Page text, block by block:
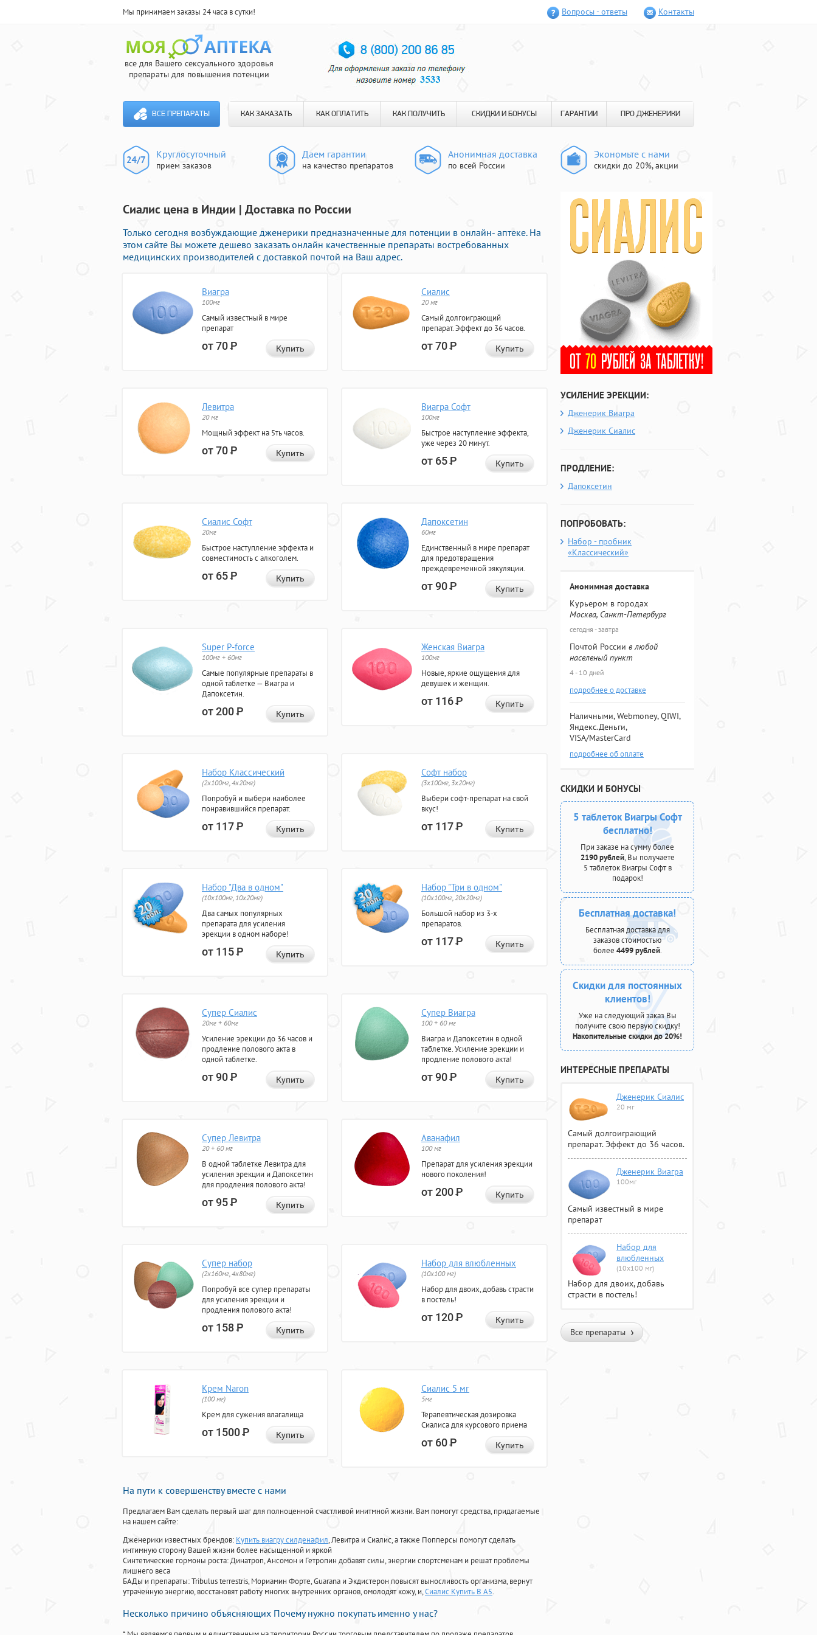
Мы принимаем заказы 24 часа в сутки! Вопросы - ответы Контакты
все для Вашего сексуального здоровья
препараты для повышения потенции
ВСЕ ПРЕПАРАТЫ КАК ЗАКАЗАТЬ КАК ОПЛАТИТЬ КАК ПОЛУЧИТЬ СКИДКИ И БОНУСЫ ГАРАНТИИ ПРО ДЖЕНЕРИКИ
Круглосуточный
прием заказов
Даем гарантии
на качество препаратов
Анонимная доставка
по всей России
Экономьте с нами
скидки до 20%, акции
Сиалис цена в Индии | Доставка по России
Только сегодня возбуждающие дженерики предназначенные для потенции в онлайн- аптеке. На
этом сайте Вы можете дешево заказать онлайн качественные препараты востребованных
медицинских производителей с доставкой почтой на Ваш адрес.
Виагра
100мг
Самый известный в мире
препарат
от 70Р Купить
Сиалис
20 мг
Самый долгоиграющий
препарат. Эффект до 36 часов.
от 70Р Купить
Левитра
20 мг
Мощный эффект на 5ть часов.
от 70Р Купить
Виагра Софт
100мг
Быстрое наступление эффекта,
уже через 20 минут.
от 65Р Купить
Сиалис Софт
20мг
Быстрое наступление эффекта и
совместимость с алкоголем.
от 65Р Купить
Дапоксетин
60мг
Единственный в мире препарат
для предотвращения
преждевременной эякуляции.
от 90Р Купить
Super P-force
100мг + 60мг
Самые популярные препараты в
одной таблетке — Виагра и
Дапоксетин.
от 200Р Купить
Женская Виагра
100мг
Новые, яркие ощущения для
девушек и женщин.
от 116Р Купить
Набор Классический
(2x100мг, 4x20мг)
Попробуй и выбери наиболее
понравившийся препарат.
от 117Р Купить
Софт набор
(3x100мг, 3x20мг)
Выбери софт-препарат на свой
вкус!
от 117Р Купить
Набор "Два в одном"
(10x100мг, 10x20мг)
Два самых популярных
препарата для усиления
эрекции в одном наборе!
от 115Р Купить
Набор "Три в одном"
(10x100мг, 20x20мг)
Большой набор из 3-х
препаратов.
от 117Р Купить
Супер Сиалис
20мг + 60мг
Усиление эрекции до 36 часов и
продление полового акта в
одной таблетке.
от 90Р Купить
Супер Виагра
100 + 60 мг
Виагра и Дапоксетин в одной
таблетке. Усиление эрекции и
продление полового акта!
от 90Р Купить
Супер Левитра
20 + 60 мг
В одной таблетке Левитра для
усиления эрекции и Дапоксетин
для продления полового акта!
от 95Р Купить
Аванафил
100 мг
Препарат для усиления эрекции
нового поколения!
от 200Р Купить
Супер набор
(2х160мг, 4х80мг)
Попробуй все супер препараты
для усиления эрекции и
продления полового акта!
от 158Р Купить
Набор для влюбленных
(10х100 мг)
Набор для двоих, добавь страсти
в постель!
от 120Р Купить
Крем Naron
(100 мг)
Крем для сужения влагалища
от 1500Р Купить
Сиалис 5 мг
5мг
Терапевтическая дозировка
Сиалиса для курсового приема
от 60Р Купить
На пути к совершенству вместе с нами
Предлагаем Вам сделать первый шаг для полноценной счастливой инитмной жизни. Вам помогут средства, придагаемые
на нашем сайте:
Дженерики известных брендов: Купить виагру силденафил, Левитра и Сиалис, а также Попперсы помогут сделать
интимную сторону Вашей жизни более насыщенной и яркой
Синтетические гормоны роста: Динатроп, Ансомон и Гетропин добавят силы, энергии спортсменам и решат проблемы
лишнего веса
БАДы и препараты:Tribulus terrestris, Мориамин Форте, Guarana и Экдистерон повысят выносливость организма, вернут
утраченную энергию, восстановят работу многих внутренних органов, омолодят кожу, и,Сиалис Купить В А5.
Несколько причино объясняющих Почему нужно покупать именно у нас?
УСИЛЕНИЕ ЭРЕКЦИИ:
Дженерик Виагра
Дженерик Сиалис
ПРОДЛЕНИЕ:
Дапоксетин
ПОПРОБОВАТЬ:
Набор - пробник
«Классический»
Анонимная доставка
Курьером в городах
Москва, Санкт-Петербург
сегодня - завтра
Почтой России в любой
населеный пункт
4 - 10 дней
подробнее о доставке
Наличными, Webmoney, QIWI,
Яндекс.Деньги,
VISA/MasterCard
подробнее об оплате
СКИДКИ И БОНУСЫ
5 таблеток Виагры Софт
бесплатно!
При заказе на сумму более
2190 рублей, Вы получаете
5 таблеток Виагры Софт в
подарок!
Бесплатная доставка!
Бесплатная доставка для
заказов стоимостью
более 4499 рублей.
Скидки для постоянных
клиентов!
Уже на следующий заказ Вы
получите свою первую скидку!
Накопительные скидки до 20%!
ИНТЕРЕСНЫЕ ПРЕПАРАТЫ
Дженерик Сиалис
20 мг
Самый долгоиграющий
препарат. Эффект до 36 часов.
Дженерик Виагра
100мг
Самый известный в мире
препарат
Набор для
влюбленных
(10х100 мг)
Набор для двоих, добавь
страсти в постель!
Все препараты